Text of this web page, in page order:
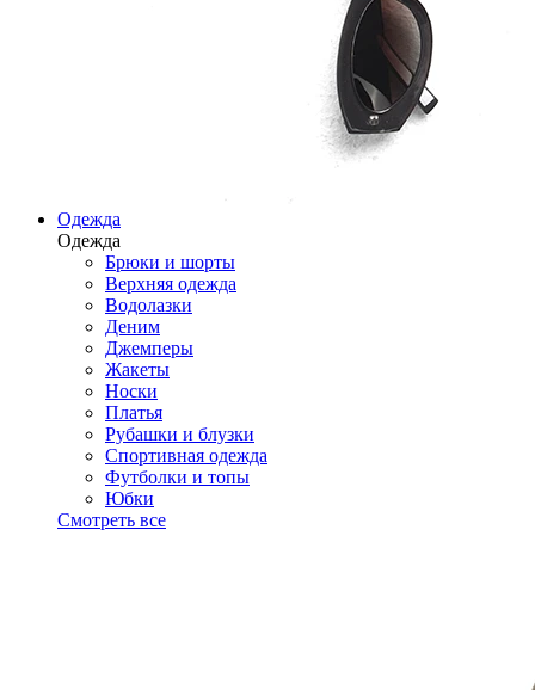
Одежда
Одежда
Брюки и шорты
Верхняя одежда
Водолазки
Деним
Джемперы
Жакеты
Носки
Платья
Рубашки и блузки
Спортивная одежда
Футболки и топы
Юбки
Смотреть все